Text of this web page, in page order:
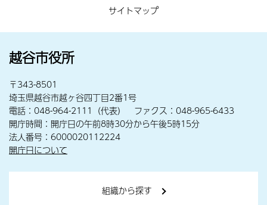
サイトマップ
越谷市役所
〒343-8501
埼玉県越谷市越ヶ谷四丁目2番1号
電話：048-964-2111（代表） ファクス：048-965-6433
開庁時間：開庁日の午前8時30分から午後5時15分
法人番号：6000020112224
開庁日について
組織から探す